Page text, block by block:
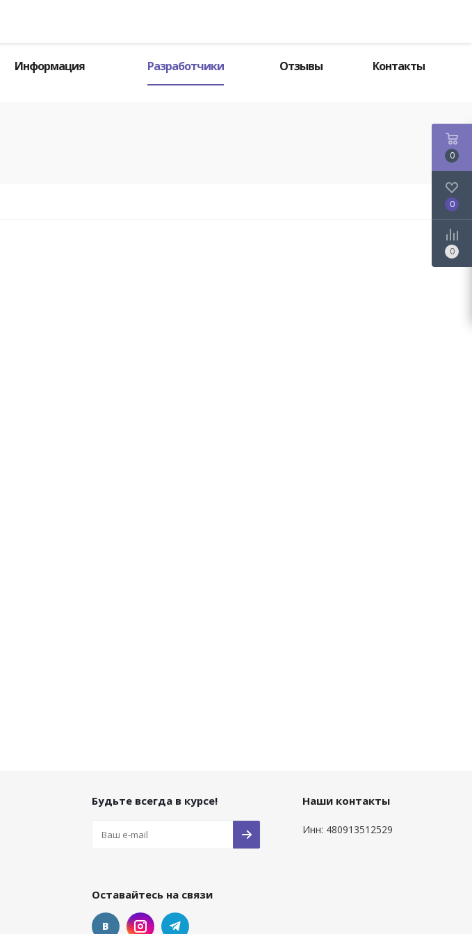
Информация Разработчики Отзывы Контакты
Будьте всегда в курсе!
Оставайтесь на связи
Наши контакты
Инн: 480913512529
0
0
0